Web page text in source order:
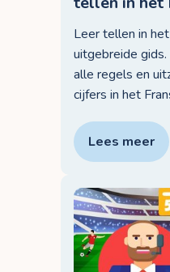
Leer tellen in
uitgebreide
alle regels en
cijfers in het
Lees meer